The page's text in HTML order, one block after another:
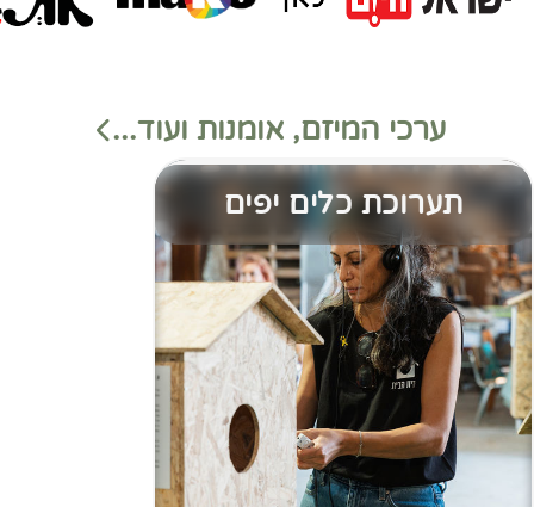
ערכי המיזם, אומנות ועוד...
תערוכת כלים יפים